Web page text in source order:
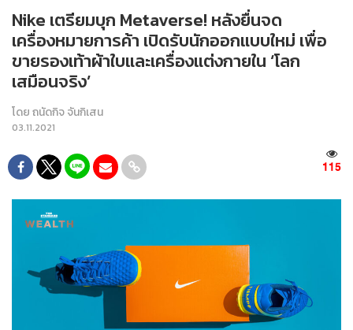
Nike เตรียมบุก Metaverse! หลังยื่นจด
เครื่องหมายการค้า เปิดรับนักออกแบบใหม่ เพื่อ
ขายรองเท้าผ้าใบและเครื่องแต่งกายใน ‘โลก
เสมือนจริง’
โดยถนัดกิจ จันกิเสน
03.11.2021
115